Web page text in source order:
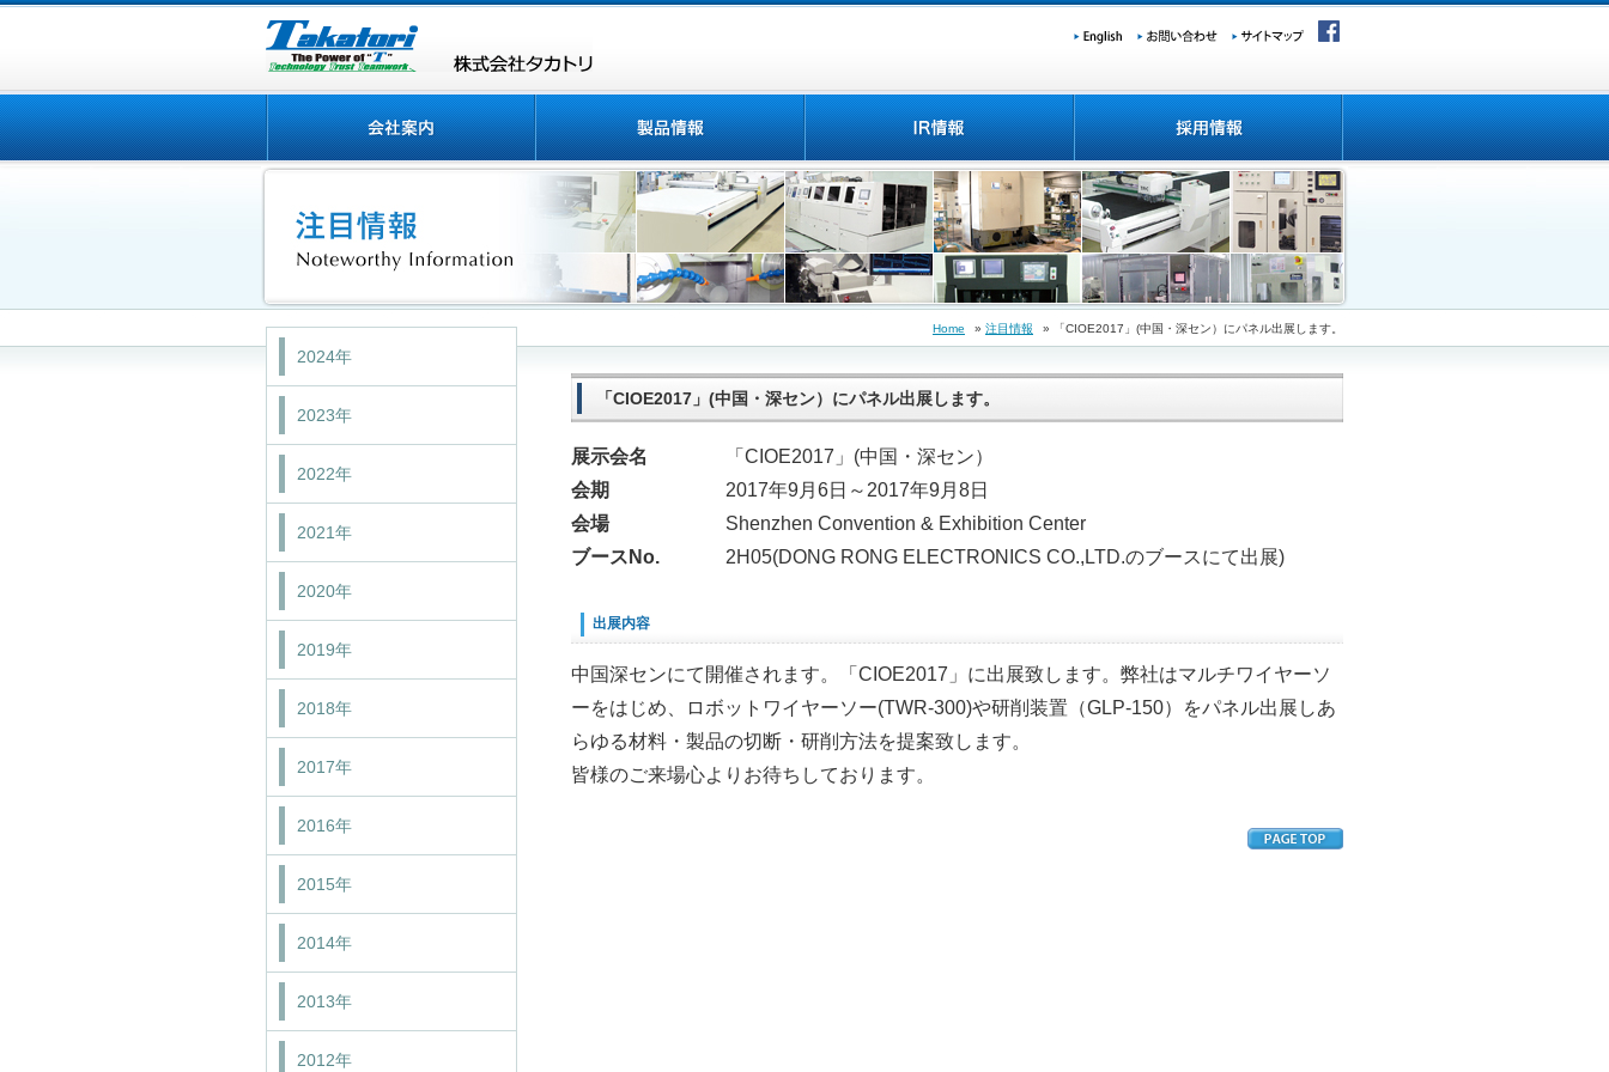
Home » 注目情報 » 「CIOE2017」(中国・深セン）にパネル出展します。
「CIOE2017」(中国・深セン）にパネル出展します。
展示会名
「CIOE2017」(中国・深セン）
会期
2017年9月6日～2017年9月8日
会場
Shenzhen Convention & Exhibition Center
ブースNo.
2H05(DONG RONG ELECTRONICS CO.,LTD.のブースにて出展)
出展内容
中国深センにて開催されます。「CIOE2017」に出展致します。弊社はマルチワイヤーソ
ーをはじめ、ロボットワイヤーソー(TWR-300)や研削装置（GLP-150）をパネル出展しあ
らゆる材料・製品の切断・研削方法を提案致します。
皆様のご来場心よりお待ちしております。
2024年
2023年
2022年
2021年
2020年
2019年
2018年
2017年
2016年
2015年
2014年
2013年
2012年